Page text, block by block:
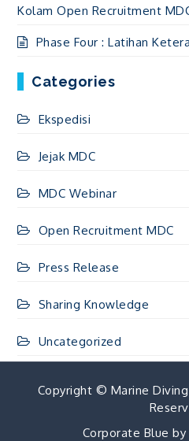
Kolam Open Recruitment
Phase Four : Latihan
Categories
Ekspedisi
Jejak MDC
MDC Webinar
Open Recruitment MDC
Press Release
Sharing Knowledge
Uncategorized
Copyright © Marine
Corporate Blue by